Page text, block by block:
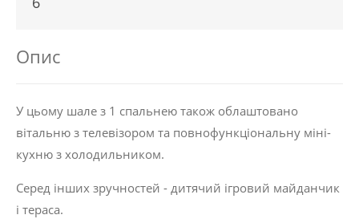
Опис
У цьому шале з 1 спальнею також облаштовано
вітальню з телевізором та повнофункціональну міні-
кухню з холодильником.
Серед інших зручностей - дитячий ігровий майданчик
і тераса.